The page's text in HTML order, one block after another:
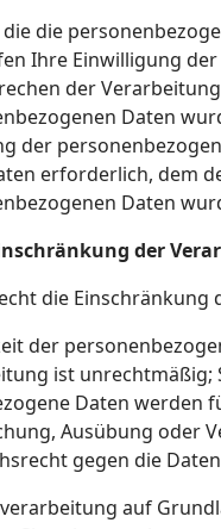
die
Ihre Einwilligung
der
Daten
der
erforderlich, dem
Daten
der
die
der
ist unrechtmäßig;
Daten werden
Ausübung oder
gegen die
auf